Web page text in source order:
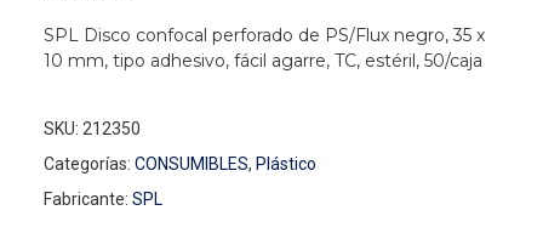
SPL Disco confocal perforado de PS/Flux negro, 35 x
10 mm, tipo adhesivo, fácil agarre, TC, estéril, 50/caja
SKU: 212350
Categorías: CONSUMIBLES, Plástico
Fabricante: SPL